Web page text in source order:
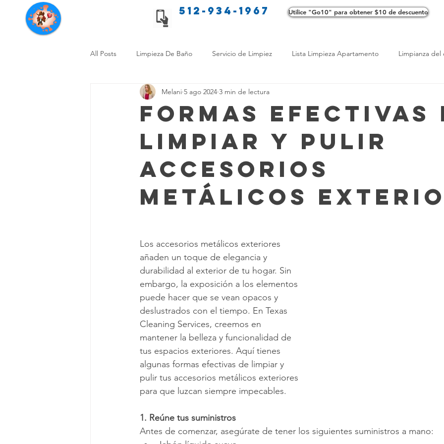
Servicios de limpieza de Texas 512-934-1967 Utilice "Go10" para obtener $10 de descuento
All Posts Limpieza De Baño Servicio de Limpiez Lista Limpieza Apartamento Limpianza
Consejos de limpieza para mascotas Consejos de limpieza ecológica
Limpieza Sin Alergias Beneficios de Profesionales LimpiezaTransformadora
Comparación Limpieza Hogar Opciones de limpieza Diferencias en Limpieza
Viviendo en un apartamento Limpieza de Alfombras
Mitos de Limpieza Consejos de Limpieza Estacionales
Servicios regulares de limpieza
Formas Efectivas
Limpiar y Pulir
Accesorios
Metálicos
Melani 5 ago 2024 3 min de lectura
Los accesorios metálicos exteriores
añaden un toque de elegancia y
durabilidad al exterior de tu hogar. Sin
embargo, la exposición a los elementos
puede hacer que se vean opacos y
deslustrados con el tiempo. En Texas
Cleaning Services, creemos en
mantener la belleza y funcionalidad de
tus espacios exteriores. Aquí tienes
algunas formas efectivas de limpiar y
pulir tus accesorios metálicos exteriores
para que luzcan siempre impecables.
1. Reúne tus suministros
Antes de comenzar, asegúrate de tener los siguientes suministros a mano: